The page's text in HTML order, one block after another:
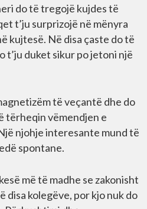
do të tregojë kujdes të
t’ju surprizojë në mënyra
kujtesë. Në disa çaste do të
t’ju duket sikur po jetoni një
të veçantë dhe do
tërheqin vëmendjen e
njohje interesante mund të
spontane.
më të madhe se zakonisht
disa kolegëve, por kjo nuk do